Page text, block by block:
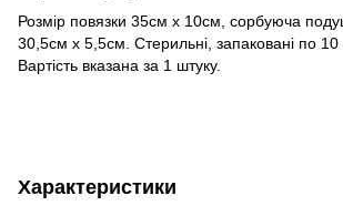
Розмір повязки 35см х 10см, сорбуюча
30,5см х 5,5см. Стерильні, запаковані по 10
Вартість вказана за 1 штуку.
Характеристики